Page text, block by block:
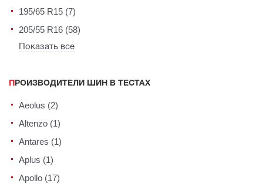
195/65 R15 (7)
205/55 R16 (58)
Показать все
ПРОИЗВОДИТЕЛИ ШИН В ТЕСТАХ
Aeolus (2)
Altenzo (1)
Antares (1)
Aplus (1)
Apollo (17)